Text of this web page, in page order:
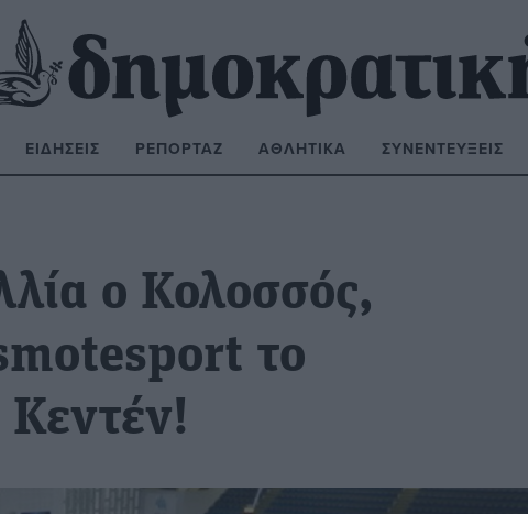
ΕΙΔΉΣΕΙΣ ΡΕΠΟΡΤΆΖ ΑΘΛΗΤΙΚΆ ΣΥΝΕΝΤΕΎΞΕΙΣ
ο Κολοσσός,
το
Κεντέν!